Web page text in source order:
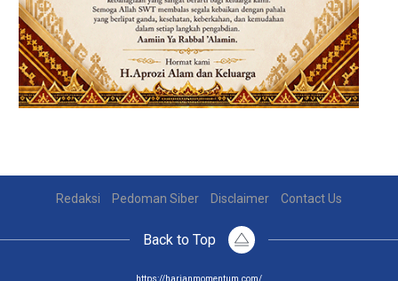
Redaksi Pedoman Siber Disclaimer Contact Us
Back to Top
https://harianmomentum.com/